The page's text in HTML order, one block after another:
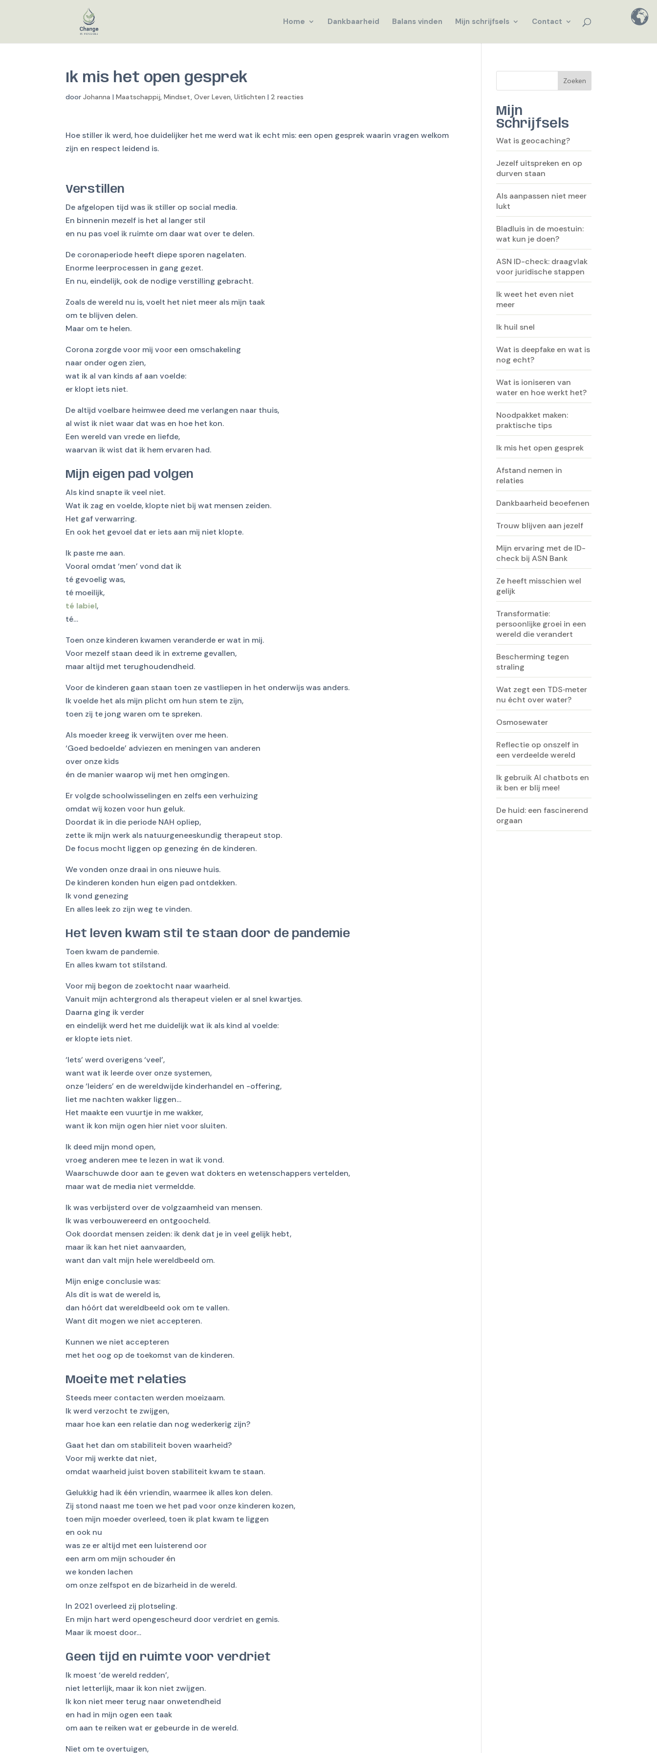
Home Dankbaarheid Balans vinden Mijn schrijfsels Contact
Ik mis het open gesprek
doorJohanna |Maatschappij,Mindset,Over Leven,Uitlichten | 2 reacties
Hoe stiller ik werd, hoe duidelijker het me werd wat ik echt mis: een open gesprek waarin vragen welkom
zijn en respect leidend is.
Verstillen
De afgelopen tijd was ik stiller op social media.
En binnenin mezelf is het al langer stil
en nu pas voel ik ruimte om daar wat over te delen.
De coronaperiode heeft diepe sporen nagelaten.
Enorme leerprocessen in gang gezet.
En nu, eindelijk, ook de nodige verstilling gebracht.
Zoals de wereld nu is, voelt het niet meer als mijn taak
om te blijven delen.
Maar om te helen.
Corona zorgde voor mij voor een omschakeling
naar onder ogen zien,
wat ik al van kinds af aan voelde:
er klopt iets niet.
De altijd voelbare heimwee deed me verlangen naar thuis,
al wist ik niet waar dat was en hoe het kon.
Een wereld van vrede en liefde,
waarvan ik wist dat ik hem ervaren had.
Mijn eigen pad volgen
Als kind snapte ik veel niet.
Wat ik zag en voelde, klopte niet bij wat mensen zeiden.
Het gaf verwarring.
En ook het gevoel dat er iets aan mij niet klopte.
Ik paste me aan.
Vooral omdat ‘men’ vond dat ik
té gevoelig was,
té moeilijk,
té labiel,
té…
Toen onze kinderen kwamen veranderde er wat in mij.
Voor mezelf staan deed ik in extreme gevallen,
maar altijd met terughoudendheid.
Voor de kinderen gaan staan toen ze vastliepen in het onderwijs was anders.
Ik voelde het als mijn plicht om hun stem te zijn,
toen zij te jong waren om te spreken.
Als moeder kreeg ik verwijten over me heen.
‘Goed bedoelde’ adviezen en meningen van anderen
over onze kids
én de manier waarop wij met hen omgingen.
Er volgde schoolwisselingen en zelfs een verhuizing
omdat wij kozen voor hun geluk.
Doordat ik in die periode NAH opliep,
zette ik mijn werk als natuurgeneeskundig therapeut stop.
De focus mocht liggen op genezing én de kinderen.
We vonden onze draai in ons nieuwe huis.
De kinderen konden hun eigen pad ontdekken.
Ik vond genezing
En alles leek zo zijn weg te vinden.
Het leven kwam stil te staan door de pandemie
Toen kwam de pandemie.
En alles kwam tot stilstand.
Voor mij begon de zoektocht naar waarheid.
Vanuit mijn achtergrond als therapeut vielen er al snel kwartjes.
Daarna ging ik verder
en eindelijk werd het me duidelijk wat ik als kind al voelde:
er klopte iets niet.
‘Iets’ werd overigens ‘veel’,
want wat ik leerde over onze systemen,
onze ‘leiders’ en de wereldwijde kinderhandel en -offering,
liet me nachten wakker liggen…
Het maakte een vuurtje in me wakker,
want ik kon mijn ogen hier niet voor sluiten.
Ik deed mijn mond open,
vroeg anderen mee te lezen in wat ik vond.
Waarschuwde door aan te geven wat dokters en wetenschappers vertelden,
maar wat de media niet vermeldde.
Ik was verbijsterd over de volgzaamheid van mensen.
Ik was verbouwereerd en ontgoocheld.
Ook doordat mensen zeiden: ik denk dat je in veel gelijk hebt,
maar ik kan het niet aanvaarden,
want dan valt mijn hele wereldbeeld om.
Mijn enige conclusie was:
Als dít is wat de wereld is,
dan hóórt dat wereldbeeld ook om te vallen.
Want dit mogen we niet accepteren.
Kunnen we niet accepteren
met het oog op de toekomst van de kinderen.
Moeite met relaties
Steeds meer contacten werden moeizaam.
Ik werd verzocht te zwijgen,
maar hoe kan een relatie dan nog wederkerig zijn?
Gaat het dan om stabiliteit boven waarheid?
Voor mij werkte dat niet,
omdat waarheid juist boven stabiliteit kwam te staan.
Gelukkig had ik één vriendin, waarmee ik alles kon delen.
Zij stond naast me toen we het pad voor onze kinderen kozen,
toen mijn moeder overleed, toen ik plat kwam te liggen
en ook nu
was ze er altijd met een luisterend oor
een arm om mijn schouder én
we konden lachen
om onze zelfspot en de bizarheid in de wereld.
In 2021 overleed zij plotseling.
En mijn hart werd opengescheurd door verdriet en gemis.
Maar ik moest door…
Geen tijd en ruimte voor verdriet
Ik moest ‘de wereld redden’,
niet letterlijk, maar ik kon niet zwijgen.
Ik kon niet meer terug naar onwetendheid
en had in mijn ogen een taak
om aan te reiken wat er gebeurde in de wereld.
Niet om te overtuigen,
Zoeken
Mijn
Schrijfsels
Wat is geocaching?
Jezelf uitspreken en op
durven staan
Als aanpassen niet meer
lukt
Bladluis in de moestuin:
wat kun je doen?
ASN ID-check: draagvlak
voor juridische stappen
Ik weet het even niet
meer
Ik huil snel
Wat is deepfake en wat is
nog echt?
Wat is ioniseren van
water en hoe werkt het?
Noodpakket maken:
praktische tips
Ik mis het open gesprek
Afstand nemen in
relaties
Dankbaarheid beoefenen
Trouw blijven aan jezelf
Mijn ervaring met de ID-
check bij ASN Bank
Ze heeft misschien wel
gelijk
Transformatie:
persoonlijke groei in een
wereld die verandert
Bescherming tegen
straling
Wat zegt een TDS‑meter
nu écht over water?
Osmosewater
Reflectie op onszelf in
een verdeelde wereld
Ik gebruik AI chatbots en
ik ben er blij mee!
De huid: een fascinerend
orgaan